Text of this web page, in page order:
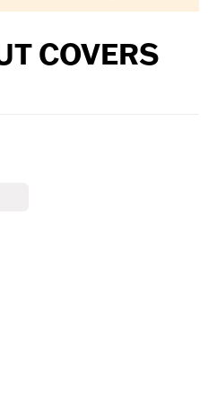
COVERS